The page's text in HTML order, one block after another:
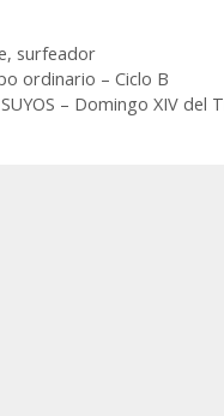
, surfeador
ordinario – Ciclo B
SUYOS – Domingo XIV